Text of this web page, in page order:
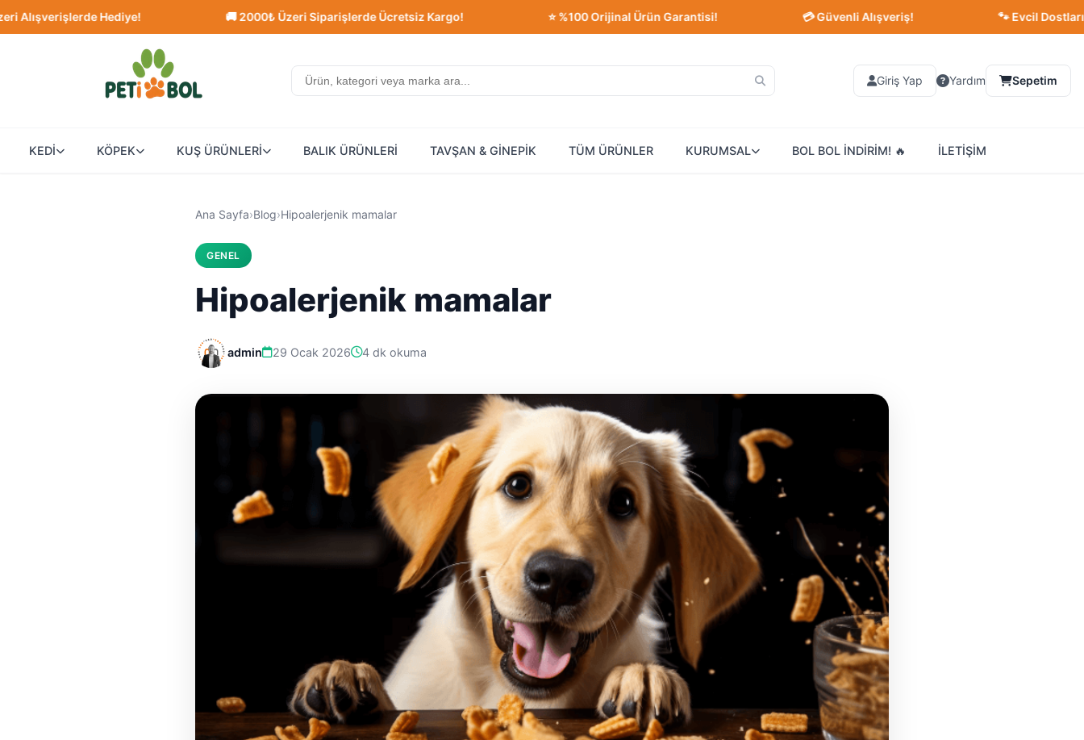
Hediye! 🚚 2000₺ Üzeri Siparişlerde Ücretsiz Kargo! ⭐ %100 Orijinal Ürün Garantisi! 💳 Güvenli Alışveriş! 🐾 Evcil Dostlarınız İçin En
Giriş Yap Yardım Sepetim
KEDİ KÖPEK KUŞ ÜRÜNLERİ BALIK ÜRÜNLERİ TAVŞAN & GİNEPİK TÜM ÜRÜNLER KURUMSAL BOL BOL İNDİRİM! 🔥 İLETİŞİM
Ana Sayfa›Blog›Hipoalerjenik mamalar
GENEL
Hipoalerjenik mamalar
admin 29 Ocak 2026 4 dk okuma